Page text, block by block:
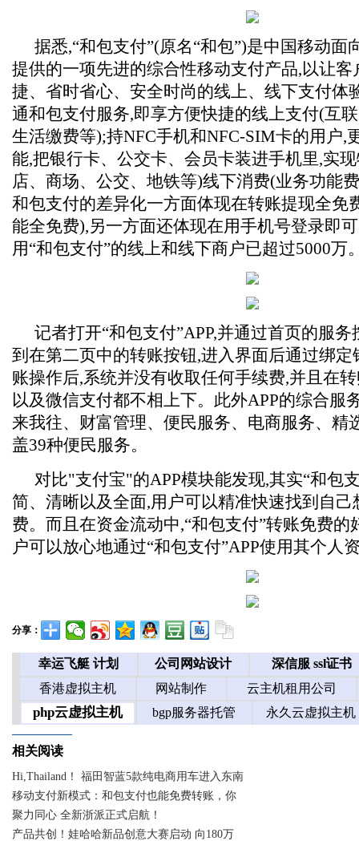
据悉,“和包支付”(原名“和包”)是中国移动面
提供的一项先进的综合性移动支付产品,以让客
捷、省时省心、安全时尚的线上、线下支付体
通和包支付服务,即享方便快捷的线上支付(互
生活缴费等);持NFC手机和NFC-SIM卡的用户,
能,把银行卡、公交卡、会员卡装进手机里,实
店、商场、公交、地铁等)线下消费(业务功能
和包支付的差异化一方面体现在转账提现全免
能全免费),另一方面还体现在用手机号登录即
用“和包支付”的线上和线下商户已超过5000万
记者打开“和包支付”APP,并通过首页的服
到在第二页中的转账按钮,进入界面后通过绑
账操作后,系统并没有收取任何手续费,并且在
以及微信支付都不相上下。此外APP的综合服
来我往、财富管理、便民服务、电商服务、精
盖39种便民服务。
对比"支付宝"的APP模块能发现,其实“和包
简、清晰以及全面,用户可以精准快速找到自
费。而且在资金流动中,“和包支付”转账免费的
户可以放心地通过“和包支付”APP使用其个人
分享：
相关阅读
Hi,Thailand！ 福田智蓝5款纯电商用车进入东南
移动支付新模式：和包支付也能免费转账，你
聚力同心 全新浙派正式启航！
产品共创！娃哈哈新品创意大赛启动 向180万